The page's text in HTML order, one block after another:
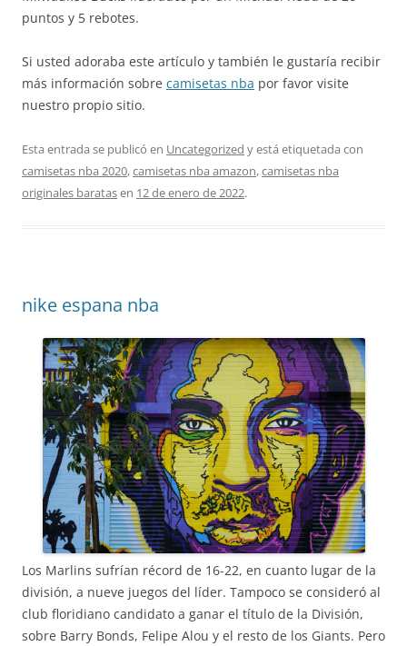
puntos y 5 rebotes.
Si usted adoraba este artículo y también le gustaría recibir
más información sobre camisetas nba por favor visite
nuestro propio sitio.
Esta entrada se publicó en Uncategorized y está etiquetada con
camisetas nba 2020,camisetas nba amazon,camisetas nba
originales baratasen 12 de enero de 2022.
nike espana nba
Los Marlins sufrían récord de 16-22, en cuanto lugar de la
división, a nueve juegos del líder. Tampoco se consideró al
club floridiano candidato a ganar el título de la División,
sobre Barry Bonds, Felipe Alou y el resto de los Giants. Pero